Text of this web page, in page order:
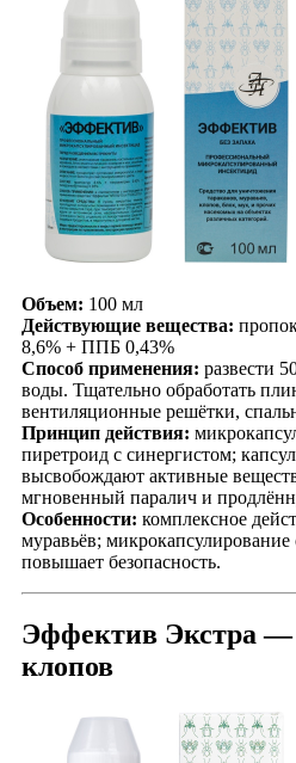
Объем: 100 мл
Действующие вещества:
8,6% + ППБ 0,43%
Способ применения: развести
воды. Тщательно обработать
вентиляционные решётки,
Принцип действия:
пиретроид с синергистом;
высвобождают активные
мгновенный паралич и
Особенности: комплексное
муравьёв; микрокапсулирование
повышает безопасность.
Эффектив Экстра —
клопов